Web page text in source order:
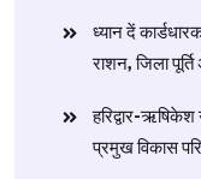
ध्यान दें
राशन, जिला
हरिद्वार-
प्रमुख विकास